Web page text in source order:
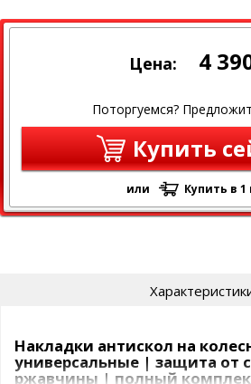
Цена: 4
Поторгуемся?
Купить
или Купить в 1
Накладки антискол на
универсальные | защита от
ржавчины | полный